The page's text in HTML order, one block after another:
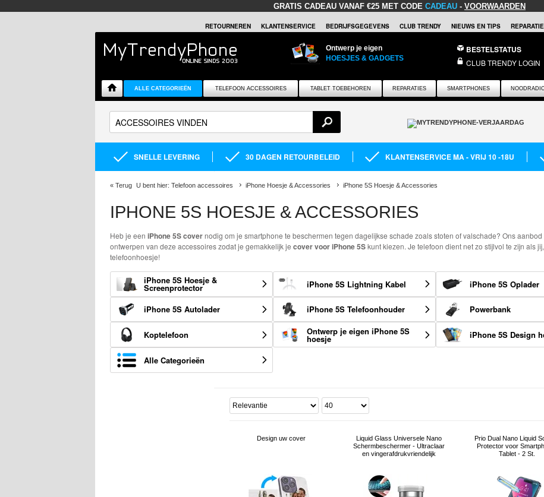
GRATIS CADEAU VANAF €25 MET CODE CADEAU - VOORWAARDEN
RETOURNEREN KLANTENSERVICE BEDRIJFSGEGEVENS CLUB TRENDY NIEUWS EN TIPS
Ontwerp je eigen
HOESJES & GADGETS
BESTELSTATUS
CLUB TRENDY LOGIN
ALLE CATEGORIEËN TELEFOON ACCESSOIRES TABLET TOEBEHOREN REPARATIES SMARTPHONES
SNELLE LEVERING 30 DAGEN RETOURBELEID KLANTENSERVICE MA - VRIJ 10 -18U
« Terug U bent hier: Telefoon accessoires iPhone Hoesje & Accessories iPhone 5S Hoesje & Accessories
IPHONE 5S HOESJE & ACCESSORIES
Heb je een iPhone 5S covernodig om je smartphone te beschermen tegen dagelijkse schade zoals stoten of valschade? Ons
ontwerpen van deze accessoires zodat je gemakkelijk je cover voor iPhone 5Skunt kiezen. Je telefoon dient net zo stijlvol te zijn als
telefoonhoesje!
iPhone 5S Hoesje &
Screenprotector iPhone 5S Lightning Kabel iPhone 5S Oplader
iPhone 5S Autolader iPhone 5S Telefoonhouder Powerbank
Koptelefoon Ontwerp je eigen iPhone 5S
hoesje iPhone 5S Design
Alle Categorieën
Design uw cover
Liquid Glass Universele Nano
Schermbeschermer - Ultraclaar
en vingerafdrukvriendelijk
Prio Dual Nano Liquid
Protector voor
Tablet - 2 St.